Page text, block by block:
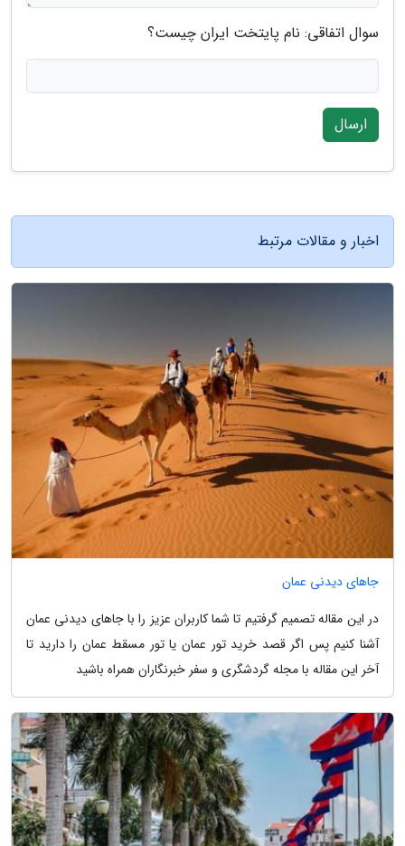
سوال اتفاقی: نام پایتخت ایران چیست؟
ارسال
اخبار و مقالات مرتبط
جاهای دیدنی عمان
در این مقاله تصمیم گرفتیم تا شما کاربران عزیز را با جاهای دیدنی عمان
آشنا کنیم پس اگر قصد خرید تور عمان یا تور مسقط عمان را دارید تا
آخر این مقاله با مجله گردشگری و سفر خبرنگاران همراه باشید